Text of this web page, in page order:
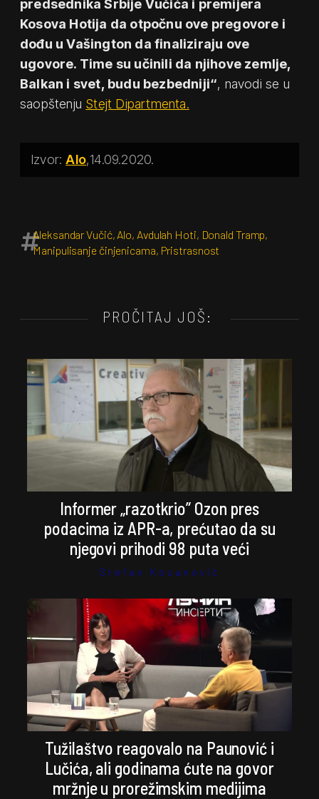
predsednika Srbije Vučića i premijera
Kosova Hotija da otpočnu ove pregovore i
dođu u Vašington da finaliziraju ove
ugovore. Time su učinili da njihove zemlje,
Balkan i svet, budu bezbedniji“, navodi se u
saopštenju Stejt Dipartmenta.
Alo 14.09.2020.
Aleksandar Vučić, Alo, Avdulah Hoti, Donald Tramp,
Manipulisanje činjenicama, Pristrasnost
PROČITAJ JOŠ:
Informer „razotkrio” Ozon pres
podacima iz APR-a, prećutao da su
njegovi prihodi 98 puta veći
Stefan Kosanović
Tužilaštvo reagovalo na Paunović i
Lučića, ali godinama ćute na govor
mržnje u prorežimskim medijima